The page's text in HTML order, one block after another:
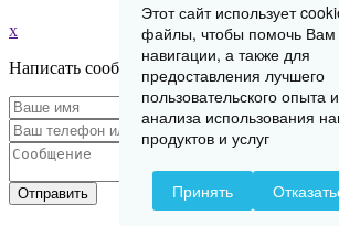
x
Написать сообщение
Отправить
Этот сайт использует
файлы, чтобы помочь Вам
навигации, а также для
предоставления лучшего
пользовательского опыта и
анализа использования
продуктов и услуг
Принять